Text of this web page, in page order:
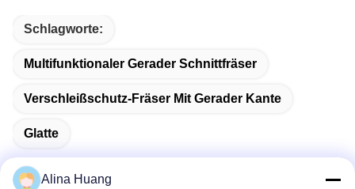
Schlagworte:
Multifunktionaler Gerader Schnittfräser
Verschleißschutz-Fräser Mit Gerader Kante
Glatte
Alina Huang